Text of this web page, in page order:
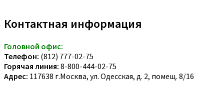
Контактная информация
Головной офис:
Телефон: (812) 777-02-75
Горячая линия: 8-800-444-02-75
Адрес: 117638 г.Москва, ул. Одесская, д. 2, помещ. 8/16